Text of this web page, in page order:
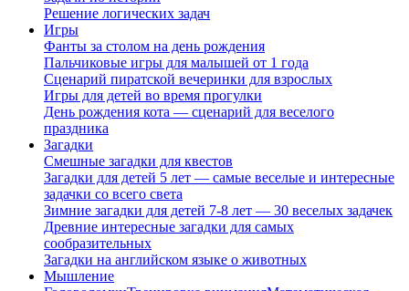
Решение логических задач
Игры
Фанты за столом на день рождения
Пальчиковые игры для малышей от 1 года
Сценарий пиратской вечеринки для взрослых
Игры для детей во время прогулки
День рождения кота — сценарий для веселого
праздника
Загадки
Смешные загадки для квестов
Загадки для детей 5 лет — самые веселые и интересные
задачки со всего света
Зимние загадки для детей 7-8 лет — 30 веселых задачек
Древние интересные загадки для самых
сообразительных
Загадки на английском языке о животных
Мышление